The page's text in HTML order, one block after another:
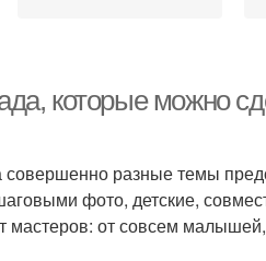
которые можно
разные темы
фото, детские,
от совсем